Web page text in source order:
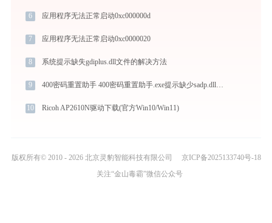
6 应用程序无法正常启动0xc000000d
7 应用程序无法正常启动0xc0000020
8 系统提示缺失gdiplus.dll文件的解决方法
9 400密码重置助手 400密码重置助手.exe提示缺少sadp.dll文件的解决办法
10 Ricoh AP2610N驱动下载(官方Win10/Win11)
版权所有© 2010 - 2026 北京灵豹智能科技有限公司
京ICP备2025133740号-18
关注“金山毒霸”微信公众号